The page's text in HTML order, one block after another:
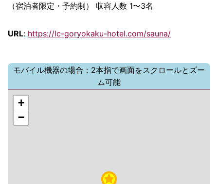
（宿泊者限定・予約制） 収容人数 1〜3名
URL: https://lc-goryokaku-hotel.com/sauna/
モバイル機器の場合：2本指で画面をスクロールとズー
ム可能
+
−